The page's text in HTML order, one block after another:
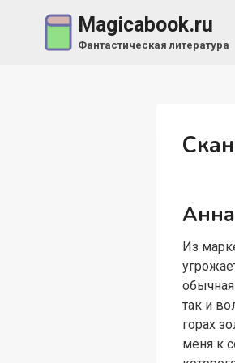
содержимому
Magicabook.ru
Фантастическая литература
Из
так и
горах
меня к